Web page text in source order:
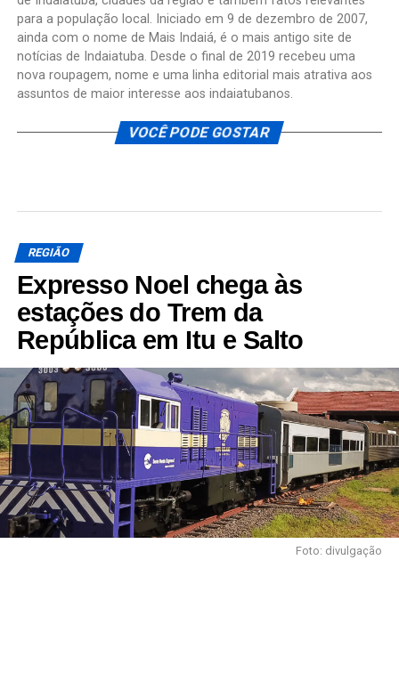
para a população local. Iniciado em 9 de dezembro de 2007,
ainda com o nome de Mais Indaiá, é o mais antigo site de
notícias de Indaiatuba. Desde o final de 2019 recebeu uma
nova roupagem, nome e uma linha editorial mais atrativa aos
assuntos de maior interesse aos indaiatubanos.
VOCÊ PODE GOSTAR
REGIÃO
Expresso Noel chega às
estações do Trem da
República em Itu e Salto
Foto: divulgação